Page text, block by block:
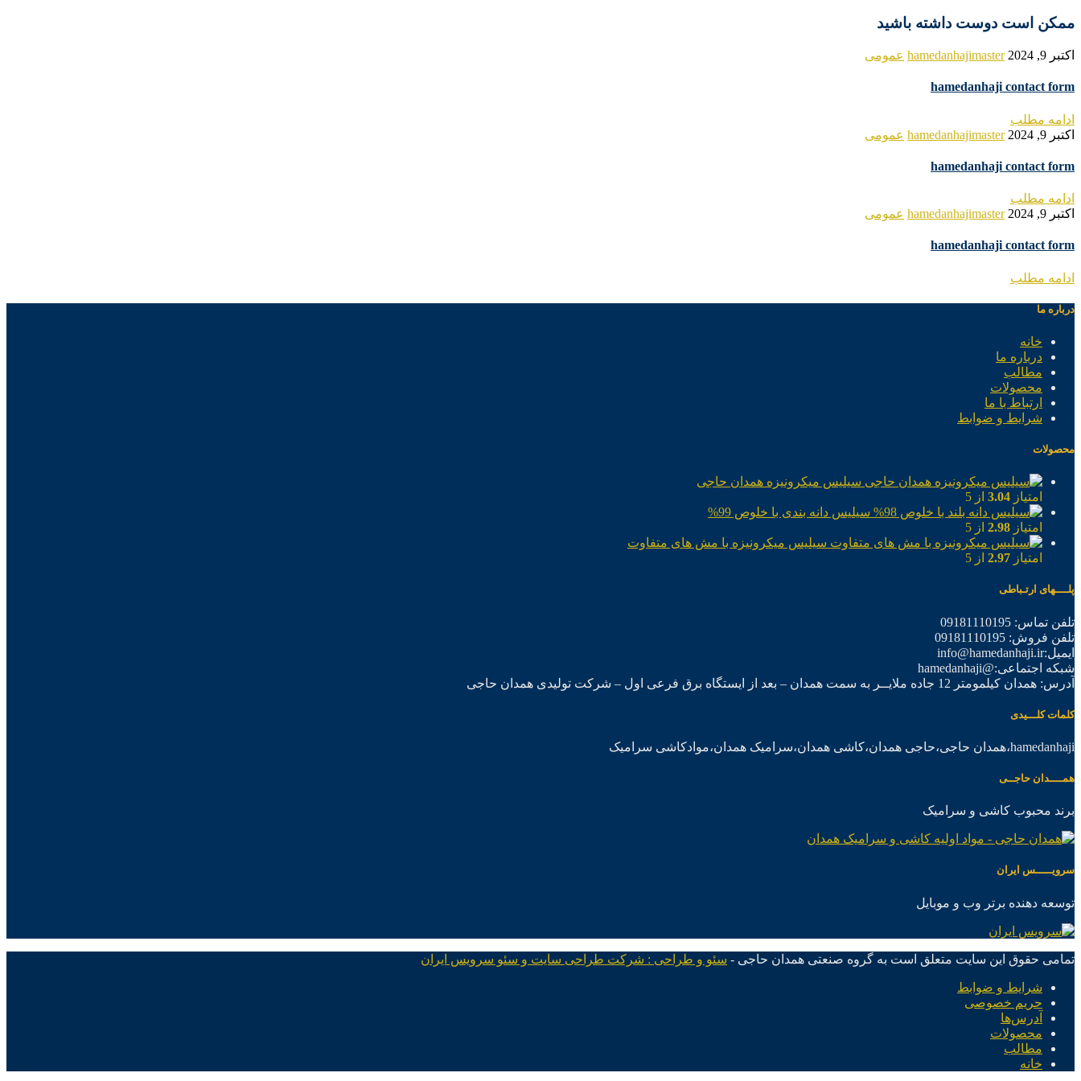
ممکن است دوست داشته باشید
اکتبر 9, 2024 hamedanhajimaster عمومی
hamedanhaji contact form
ادامه مطلب
اکتبر 9, 2024
hamedanhajimaster عمومی
hamedanhaji contact form
ادامه مطلب
اکتبر 9, 2024
hamedanhajimaster عمومی
hamedanhaji contact form
ادامه مطلب
درباره ما
خانه
درباره ما
مطالب
محصولات
ارتباط با ما
شرایط و ضوابط
محصولات
سیلیس میکرونیزه همدان حاجی
امتیاز 3.04 از 5
سیلیس دانه بندی با خلوص 99%
امتیاز 2.98 از 5
سیلیس میکرونیزه با مش های متفاوت
امتیاز 2.97 از 5
پلــــهای ارتـباطی
تلفن تماس: 09181110195
تلفن فروش: 09181110195
ایمیل:info@hamedanhaji.ir
شبکه اجتماعی:@hamedanhaji
آدرس: همدان کیلمومتر 12 جاده ملایــر به سمت همدان – بعد از ایستگاه برق فرعی اول – شرکت تولیدی همدان حاجی
کلمات کلـــیدی
hamedanhaji،همدان حاجی،حاجی همدان،کاشی همدان،سرامیک همدان،موادکاشی سرامیک
همــــدان حاجــی
برند محبوب کاشی و سرامیک
سرویـــــس ایران
توسعه دهنده برتر وب و موبایل
تمامی حقوق این سایت متعلق است به گروه صنعتی همدان حاجی - سئو و طراحی : شرکت طراحی سایت و سئو سرویس ایران
شرایط و ضوابط
حریم خصوصی
آدرس‌ها
محصولات
مطالب
خانه